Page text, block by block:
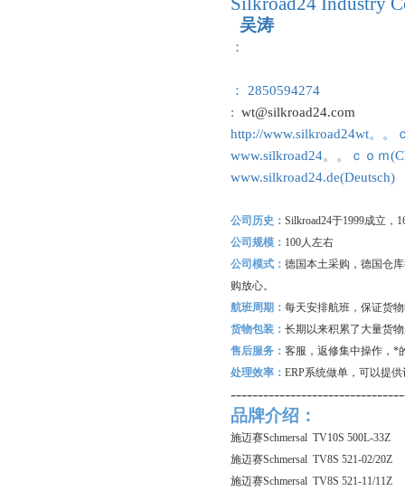
吴涛
：
： 2850594274
: wt@silkroad24.com
http://www.silkroad24wt。。
www.silkroad24。。ｃｏｍ
www.silkroad24.de(Deutsch)
公司历史： Silkroad24于1999成立，
公司规模： 100人左右
公司模式： 德国本土采购，德国仓
购放心。
航班周期： 每天安排航班，保证货
货物包装： 长期以来积累了大量货
售后服务： 客服，返修集中操作，*
处理效率： ERP系统做单，可以提
品牌介绍：
施迈赛Schmersal TV10S 500L-33Z
施迈赛Schmersal TV8S 521-02/20Z
施迈赛Schmersal TV8S 521-11/11Z